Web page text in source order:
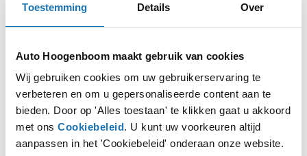
Toestemming Details Over
Auto Hoogenboom maakt gebruik van cookies
Wij gebruiken cookies om uw gebruikerservaring te
verbeteren en om u gepersonaliseerde content aan te
bieden. Door op 'Alles toestaan' te klikken gaat u akkoord
met ons Cookiebeleid. U kunt uw voorkeuren altijd
aanpassen in het 'Cookiebeleid' onderaan onze website.
Application error: aclient-side exception has occurred while
loadingwww.autohoogenboom.nl (see the browser console
more information).